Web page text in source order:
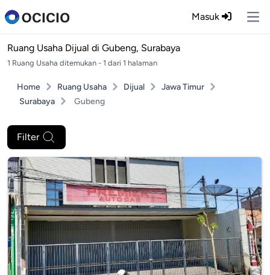
Masuk
Ruang Usaha Dijual di Gubeng, Surabaya
1 Ruang Usaha ditemukan - 1 dari 1 halaman
Home Ruang Usaha Dijual
Jawa Timur
Surabaya
Gubeng
Filter